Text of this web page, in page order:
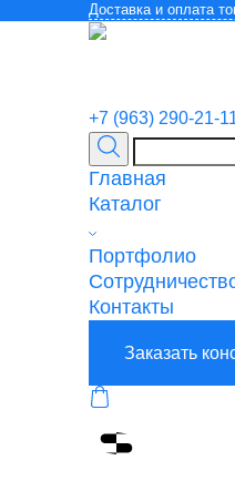
Доставка и оплата
+7 (963) 290-21-
Главная
Каталог
Портфолио
Контакты
Заказать